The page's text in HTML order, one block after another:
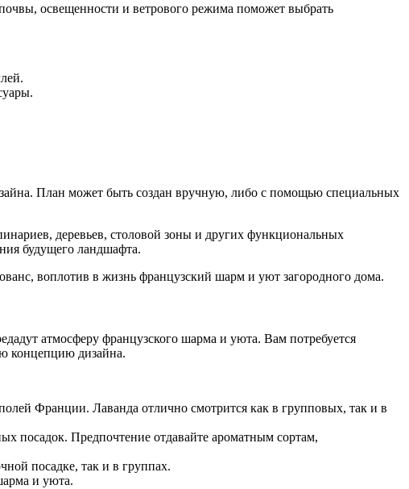
освещенности и ветрового режима поможет выбрать
План может быть создан вручную, либо с помощью специальных
деревьев, столовой зоны и других функциональных
будущего ландшафта.
воплотив в жизнь французский шарм и уют загородного дома.
атмосферу французского шарма и уюта. Вам потребуется
концепцию дизайна.
Франции. Лаванда отлично смотрится как в групповых, так и в
посадок. Предпочтение отдавайте ароматным сортам,
посадке, так и в группах.
и уюта.